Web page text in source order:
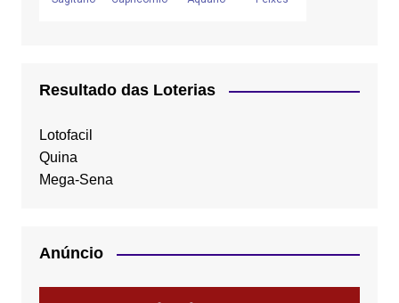
Resultado das Loterias
Lotofacil
Quina
Mega-Sena
Anúncio